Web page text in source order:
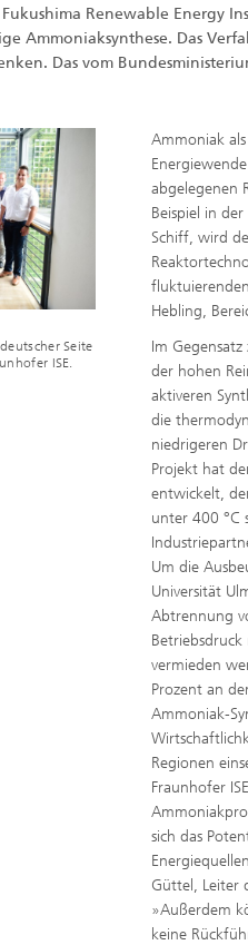
Solarthermie:
Renewable Energy
Ammoniaksynthese. Das
Das vom
Seite
ISE.
Ammoniak
abgelegenen
Beispiel in
Schiff, wird
Hebling,
Im
der hohen
aktiveren
die
niedrigeren
Projekt hat
entwickelt,
unter 400 °C
Um die
Universität
Abtrennung
vermieden
Prozent an
Ammoniak-
Regionen
Fraunhofer
sich das
Güttel, Leiter
»Außerdem
keine